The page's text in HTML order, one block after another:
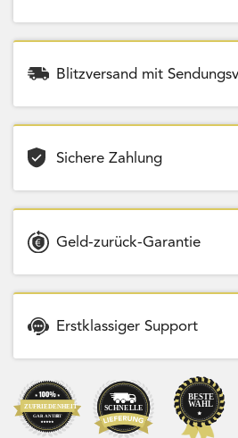
Blitzversand mit
Sichere Zahlung
Geld-zurück-Garantie
Erstklassiger Support